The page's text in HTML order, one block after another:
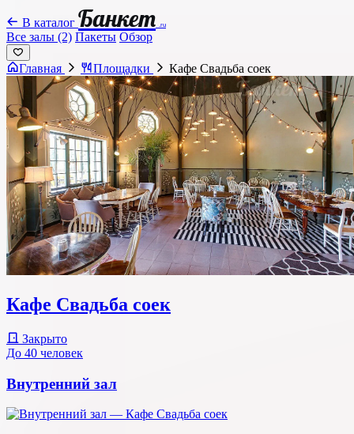
В каталог Банкет .ru
Все залы (2) Пакеты Обзор
Главная Площадки Кафе Свадьба соек
Кафе Свадьба соек
Закрыто
До 40 человек
Внутренний зал